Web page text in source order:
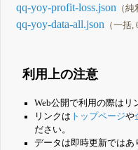
qq-yoy-profit-loss.json （
qq-yoy-data-all.json （一括,
利用上の注意
Web公開で利用の際はリ
リンクは トップページや
ださい。
データは即時更新では